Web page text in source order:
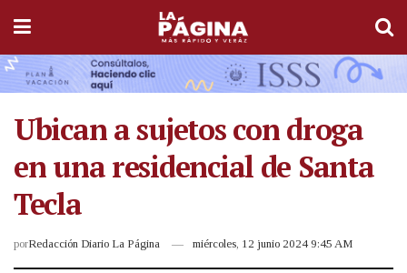
Ubican a sujetos con droga
en una residencial de Santa
Tecla
porRedacción Diario La Página miércoles, 12 junio 2024 9:45 AM